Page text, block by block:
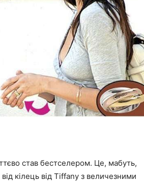
став бестселером. Це, мабуть,
кілець від Tiffany з величезними